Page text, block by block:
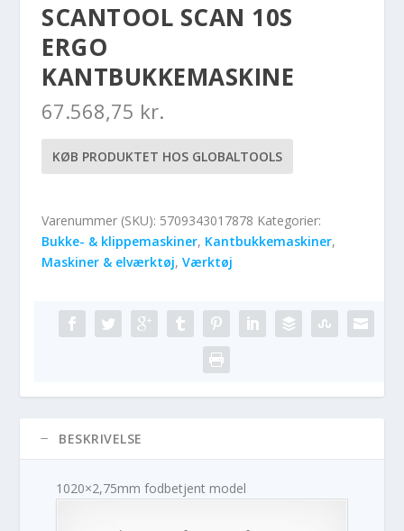
SCANTOOL SCAN 10S
ERGO
KANTBUKKEMASKINE
67.568,75 kr.
KØB PRODUKTET HOS GLOBALTOOLS
Varenummer (SKU): 5709343017878 Kategorier:
Bukke- & klippemaskiner, Kantbukkemaskiner,
Maskiner & elværktøj,Værktøj
BESKRIVELSE
1020×2,75mm fodbetjent model